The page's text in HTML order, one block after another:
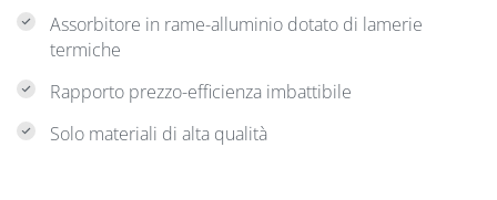
Assorbitore in rame-alluminio dotato di lamerie
termiche
Rapporto prezzo-efficienza imbattibile
Solo materiali di alta qualità